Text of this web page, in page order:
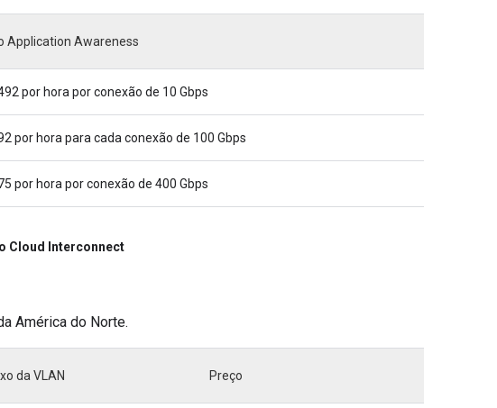
Application Awareness
por hora por conexão de 10 Gbps
por hora para cada conexão de 100 Gbps
por hora por conexão de 400 Gbps
Cloud Interconnect
América do Norte.
da VLAN Preço